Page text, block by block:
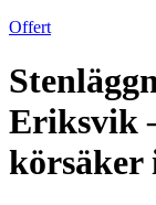
Offert
Eriksvik